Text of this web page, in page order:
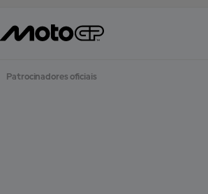
Patrocinadores oficiais